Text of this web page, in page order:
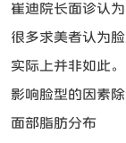
崔迪院长面诊认为
很多求美者认为脸
实际上并非如此。
影响脸型的因素
面部脂肪分布